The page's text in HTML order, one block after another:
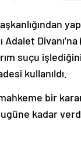
suçu
kullanıldı.
mahkeme bir
kadar